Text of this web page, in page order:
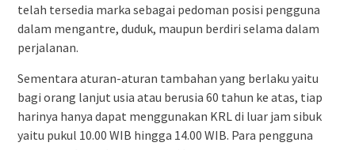
telah tersedia marka sebagai pedoman posisi pengguna
dalam mengantre, duduk, maupun berdiri selama dalam
perjalanan.
Sementara aturan-aturan tambahan yang berlaku yaitu
bagi orang lanjut usia atau berusia 60 tahun ke atas, tiap
harinya hanya dapat menggunakan KRL di luar jam sibuk
yaitu pukul 10.00 WIB hingga 14.00 WIB. Para pengguna